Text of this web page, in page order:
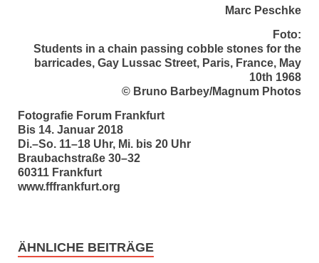
Marc Peschke
Foto:
Students in a chain passing cobble stones for the
barricades, Gay Lussac Street, Paris, France, May
10th 1968
© Bruno Barbey/Magnum Photos
Fotografie Forum Frankfurt
Bis 14. Januar 2018
Di.–So. 11–18 Uhr, Mi. bis 20 Uhr
Braubachstraße 30–32
60311 Frankfurt
www.fffrankfurt.org
ÄHNLICHE BEITRÄGE